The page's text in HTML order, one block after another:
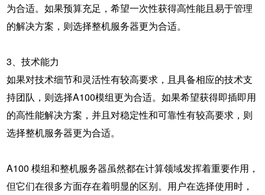
为合适。如果预算充足，希望一次性获得高性能且易于管理
的解决方案，则选择整机服务器更为合适。
3、技术能力
如果对技术细节和灵活性有较高要求，且具备相应的技术支
持团队，则选择A100模组更为合适。如果希望获得即插即用
的高性能解决方案，并且对稳定性和可靠性有较高要求，则
选择整机服务器更为合适。
A100 模组和整机服务器虽然都在计算领域发挥着重要作用，
但它们在很多方面存在着明显的区别。用户在选择使用时，